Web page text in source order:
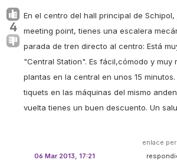
4
En el centro del hall principal de
meeting point, tienes una escalera
parada de tren directo al centro: Está
"Central Station". Es fácil,cómodo y muy
plantas en la central en unos 15
tiquets en las máquinas del mismo
vuelta tienes un buen descuento. Un
enlace
06 Mar 2013, 17:21